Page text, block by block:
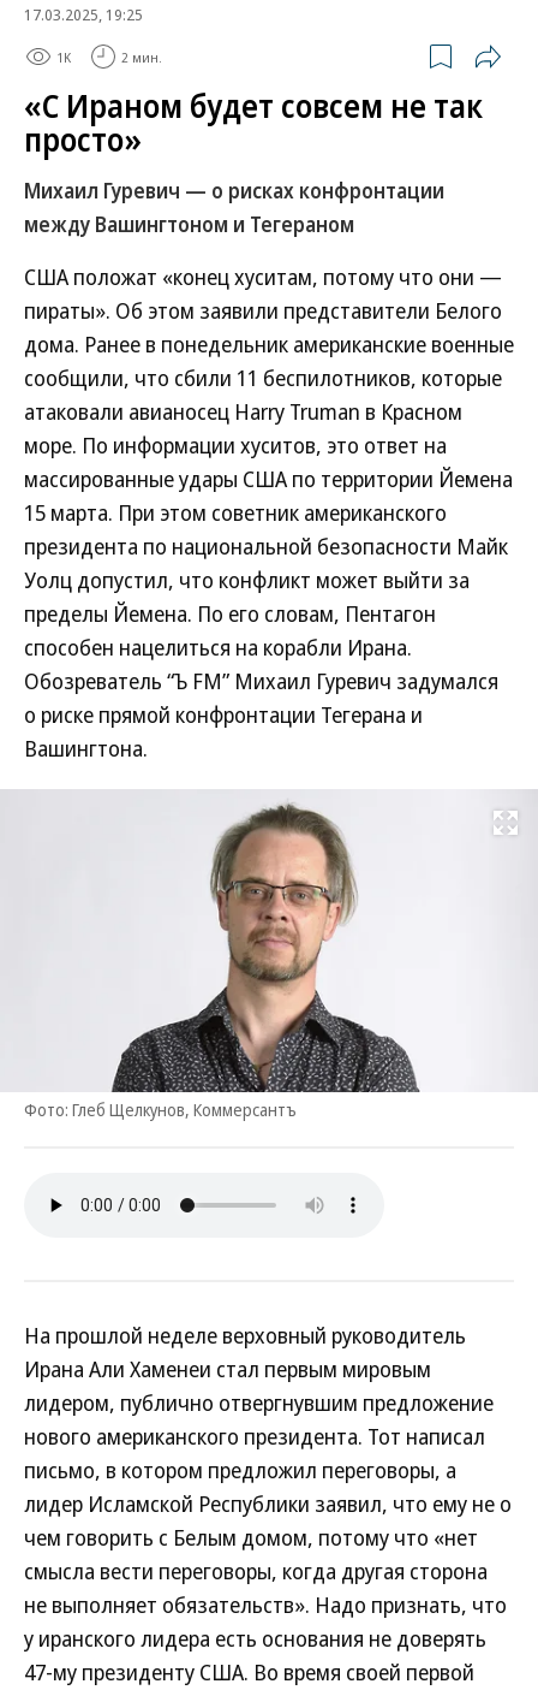
17.03.2025, 19:25
1K 2 мин.
«С Ираном будет совсем не так
просто»
Михаил Гуревич — о рисках конфронтации
между Вашингтоном и Тегераном
США положат «конец хуситам, потому что они —
пираты». Об этом заявили представители Белого
дома. Ранее в понедельник американские военные
сообщили, что сбили 11 беспилотников, которые
атаковали авианосец Harry Truman в Красном
море. По информации хуситов, это ответ на
массированные удары США по территории Йемена
15 марта. При этом советник американского
президента по национальной безопасности Майк
Уолц допустил, что конфликт может выйти за
пределы Йемена. По его словам, Пентагон
способен нацелиться на корабли Ирана.
Обозреватель “Ъ FM” Михаил Гуревич задумался
о риске прямой конфронтации Тегерана и
Вашингтона.
Развернуть
Фото: Глеб Щелкунов, Коммерсантъ
На прошлой неделе верховный руководитель
Ирана Али Хаменеи стал первым мировым
лидером, публично отвергнувшим предложение
нового американского президента. Тот написал
письмо, в котором предложил переговоры, а
лидер Исламской Республики заявил, что ему не о
чем говорить с Белым домом, потому что «нет
смысла вести переговоры, когда другая сторона
не выполняет обязательств». Надо признать, что
у иранского лидера есть основания не доверять
47-му президенту США. Во время своей первой